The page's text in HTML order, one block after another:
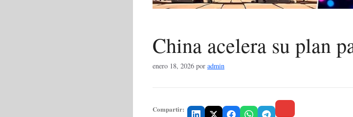
China acelera su plan
enero 18, 2026 por admin
Compartir: